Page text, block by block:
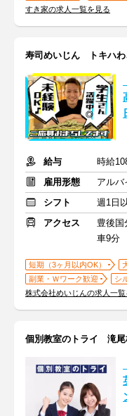
すき家の求人一覧を見る
寿司めいじん トキハわ
給与
雇用形態
アルバ
シフト
週1日
アクセス
豊後国
車9分
短期（3ヶ月以内OK）
副業・Ｗワーク歓迎
シ
株式会社めいじんの求人一覧
個別教室のトライ 滝尾